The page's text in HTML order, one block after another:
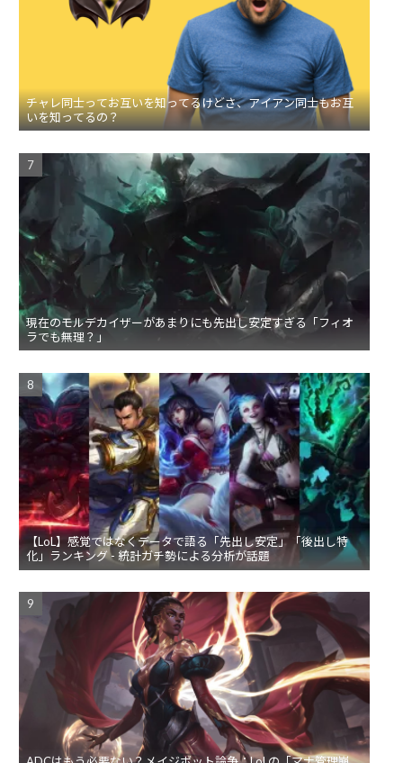
チャレ同士ってお互いを知ってるけどさ、アイアン同士もお互
いを知ってるの？
現在のモルデカイザーがあまりにも先出し安定すぎる「フィオ
ラでも無理？」
【LoL】感覚ではなくデータで語る「先出し安定」「後出し特
化」ランキング - 統計ガチ勢による分析が話題